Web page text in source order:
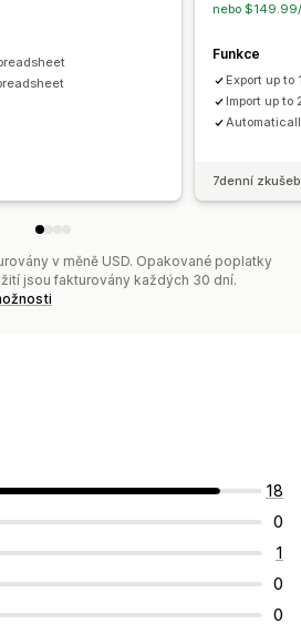
nebo $149.99/
Funkce
Export up
Import up
7denní
v měně USD. Opakované poplatky
jsou fakturovány každých 30 dní.
18
0
1
0
0